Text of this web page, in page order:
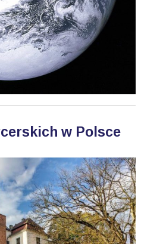
w Polsce